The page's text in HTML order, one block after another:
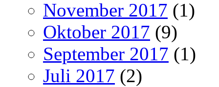
November 2017 (1)
Oktober 2017 (9)
September 2017 (1)
Juli 2017 (2)